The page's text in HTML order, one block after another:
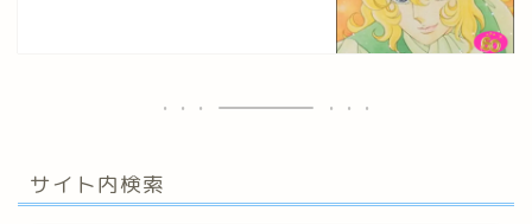
サイト内検索